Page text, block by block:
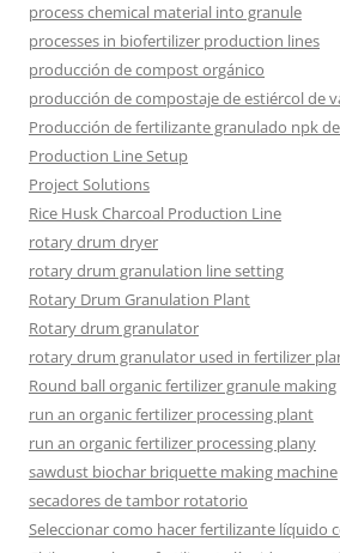
process chemical material into granule
processes in biofertilizer production lines
producción de compost orgánico
producción de compostaje de estiércol de
Producción de fertilizante granulado npk
Production Line Setup
Project Solutions
Rice Husk Charcoal Production Line
rotary drum dryer
rotary drum granulation line setting
Rotary Drum Granulation Plant
Rotary drum granulator
rotary drum granulator used in fertilizer
Round ball organic fertilizer granule making
run an organic fertilizer processing plant
run an organic fertilizer processing plany
sawdust biochar briquette making machine
secadores de tambor rotatorio
Seleccionar como hacer fertilizante líquido